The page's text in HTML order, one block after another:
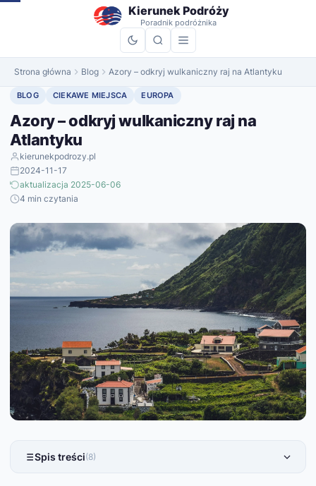
do
Kierunek Podróży
Poradnik podróżnika
Strona główna Blog Azory – odkryj wulkaniczny raj na Atlantyku
BLOG CIEKAWE MIEJSCA EUROPA
Azory – odkryj wulkaniczny raj na
Atlantyku
kierunekpodrozy.pl
2024-11-17
aktualizacja 2025-06-06
4 min czytania
Spis treści(8)